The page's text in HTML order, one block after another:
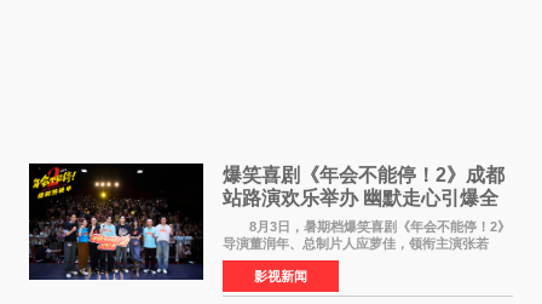
爆笑喜剧《年会不能停！2》成都
站路演欢乐举办 幽默走心引爆全
场共鸣
8月3日，暑期档爆笑喜剧《年会不能停！2》
导演董润年、总制片人应萝佳，领衔主演张若
昀、白客，惊喜出演庄达菲，特别主演孙艺洲，
特别出演田雨，友情出演欧阳奋强出席成都路
演，与观众近距离互
影视新闻